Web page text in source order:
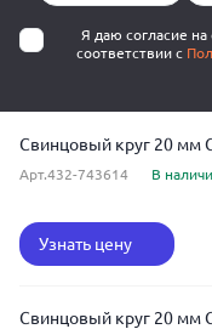
Я даю согласие на
соответствии с
Свинцовый круг 20 мм
Арт.432-743614 В
Узнать цену
Свинцовый круг 20 мм